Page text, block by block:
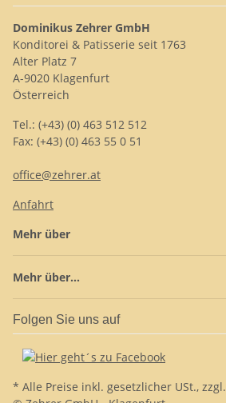
Dominikus Zehrer GmbH
Konditorei & Patisserie seit 1763
Alter Platz 7
A-9020 Klagenfurt
Österreich
Tel.: (+43) (0) 463 512 512
Fax: (+43) (0) 463 55 0 51
office@zehrer.at
Anfahrt
Mehr über
Mehr über...
Folgen Sie uns auf
* Alle Preise inkl. gesetzlicher USt., zzgl.